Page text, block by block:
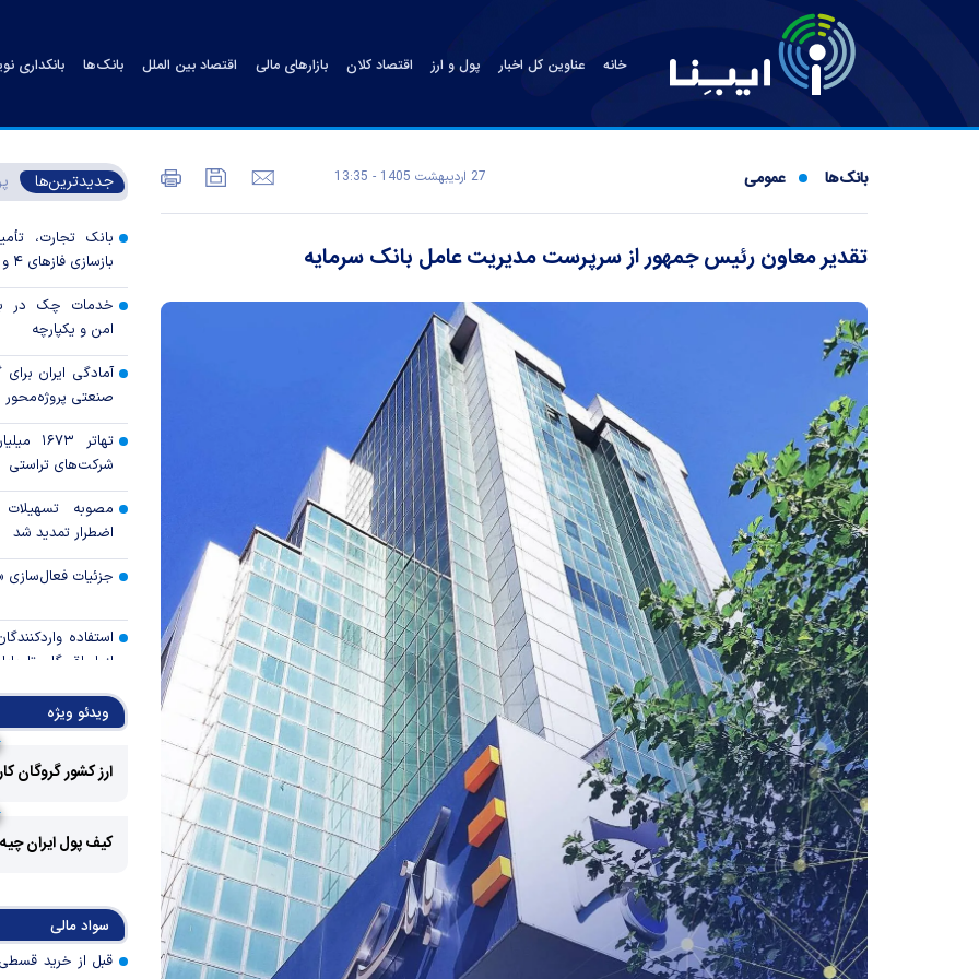
خانه عناوین کل اخبار پول و ارز اقتصاد کلان بازارهای مالی اقتصاد بین الملل بانک‌ها بانکداری
بانک‌ها عمومی 27 ارديبهشت 1405 - 13:35
تقدیر معاون رئیس جمهور از سرپرست مدیریت عامل بانک سرمایه
جدیدترین‌ها
بانک تجارت،
بازسازی فاز‌های ۴ و ۵ پارس جنوبی
خدمات چک در
امن و یکپارچه
آمادگی ایران
صنعتی
تهاتر
شرکت‌های تراستی
مصوبه
اضطرار تمدید شد
جزئیات فعال‌سازی
استفاده
رالی وال‌استریت،
جهان با
پروژه‌ها در اولویت
اولویت‌های
اقتصاد جنگی
ویدئو ویژه
ارز کشور گروگان
کیف پول ایران
سواد مالی